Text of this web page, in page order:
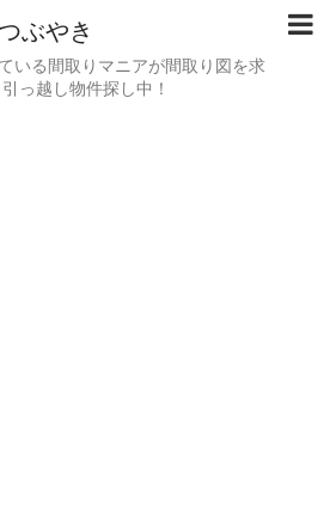
ぶやき
いる間取りマニアが間取り図を求
っ越し物件探し中！